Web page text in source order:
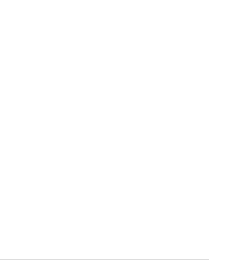
decorrência de geada,